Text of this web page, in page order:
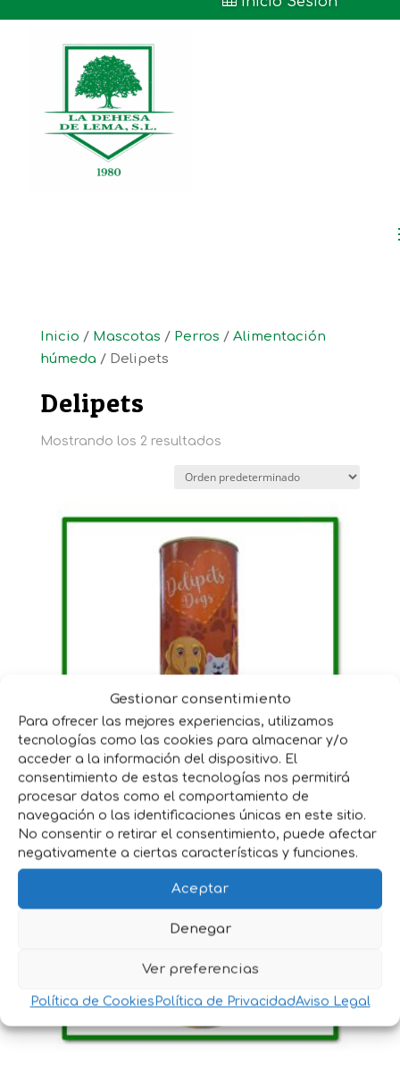
Gestionar consentimiento
Para ofrecer las mejores experiencias, utilizamos
tecnologías como las cookies para almacenar y/o
acceder a la información del dispositivo. El
consentimiento de estas tecnologías nos permitirá
procesar datos como el comportamiento de
navegación o las identificaciones únicas en este sitio.
No consentir o retirar el consentimiento, puede afectar
negativamente a ciertas características y funciones.
Aceptar
Denegar
Ver preferencias
Política de Cookies Política de PrivacidadAviso Legal
Inicio / Mascotas / Perros / Alimentación
húmeda / Delipets
Delipets
Mostrando los 2 resultados
DELIPETS BUEY 1.240KG LATA PARA PERRO
3,20€ IVA incluido